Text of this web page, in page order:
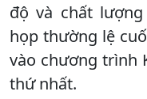
độ và chất
họp thường lệ
vào chương trình
thứ nhất.